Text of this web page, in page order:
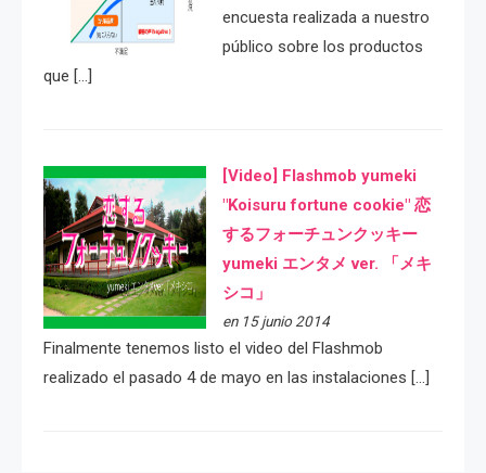
encuesta realizada a nuestro
público sobre los productos
que […]
[Video] Flashmob yumeki
"Koisuru fortune cookie" 恋
するフォーチュンクッキー
yumeki エンタメ ver. 「メキ
シコ」
en 15 junio 2014
Finalmente tenemos listo el video del Flashmob
realizado el pasado 4 de mayo en las instalaciones […]